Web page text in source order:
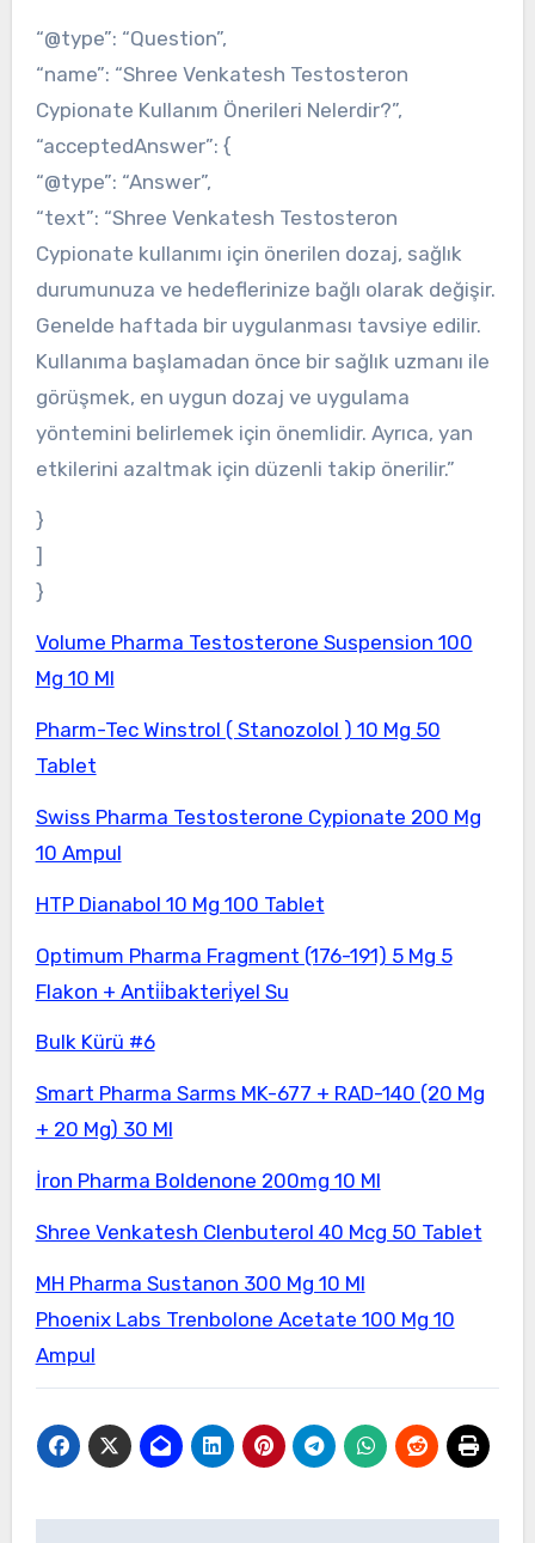
“@type”: “Question”,
“name”: “Shree Venkatesh Testosteron
Cypionate Kullanım Önerileri Nelerdir?”,
“acceptedAnswer”: {
“@type”: “Answer”,
“text”: “Shree Venkatesh Testosteron
Cypionate kullanımı için önerilen dozaj, sağlık
durumunuza ve hedeflerinize bağlı olarak değişir.
Genelde haftada bir uygulanması tavsiye edilir.
Kullanıma başlamadan önce bir sağlık uzmanı ile
görüşmek, en uygun dozaj ve uygulama
yöntemini belirlemek için önemlidir. Ayrıca, yan
etkilerini azaltmak için düzenli takip önerilir.”
}
]
}
Volume Pharma Testosterone Suspension 100
Mg 10 Ml
Pharm-Tec Winstrol ( Stanozolol ) 10 Mg 50
Tablet
Swiss Pharma Testosterone Cypionate 200 Mg
10 Ampul
HTP Dianabol 10 Mg 100 Tablet
Optimum Pharma Fragment (176-191) 5 Mg 5
Flakon + Anti̇i̇bakteri̇yel Su
Bulk Kürü #6
Smart Pharma Sarms MK-677 + RAD-140 (20 Mg
+ 20 Mg) 30 Ml
İron Pharma Boldenone 200mg 10 Ml
Shree Venkatesh Clenbuterol 40 Mcg 50 Tablet
MH Pharma Sustanon 300 Mg 10 Ml
Phoenix Labs Trenbolone Acetate 100 Mg 10
Ampul